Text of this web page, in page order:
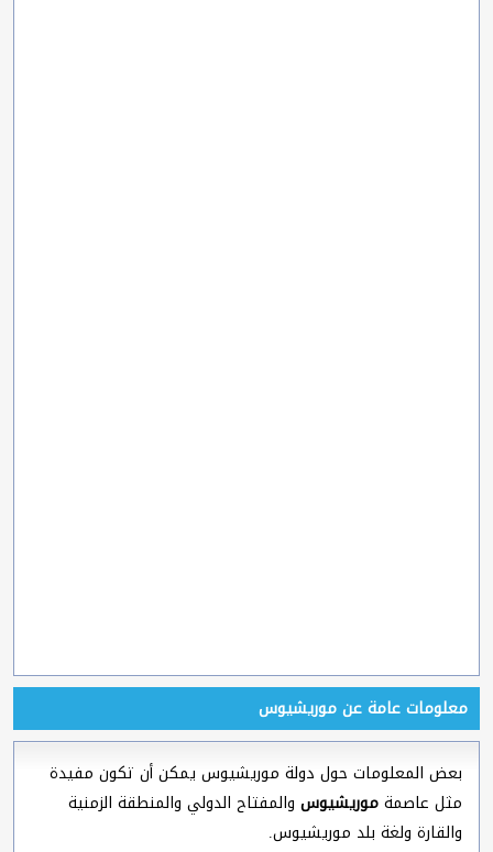
معلومات عامة عن موريشيوس
بعض المعلومات حول دولة موريشيوس يمكن أن تكون مفيدة
مثل عاصمةموريشيوس والمفتاح الدولي والمنطقة الزمنية
والقارة ولغة بلد موريشيوس.